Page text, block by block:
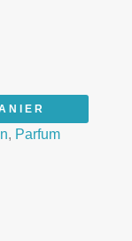
, Parfum